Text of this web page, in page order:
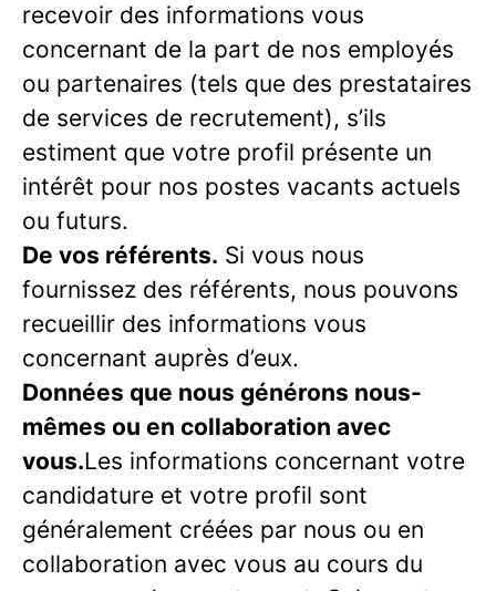
recevoir des informations vous
concernant de la part de nos employés
ou partenaires (tels que des prestataires
de services de recrutement), s’ils
estiment que votre profil présente un
intérêt pour nos postes vacants actuels
ou futurs.
De vos référents. Si vous nous
fournissez des référents, nous pouvons
recueillir des informations vous
concernant auprès d’eux.
Données que nous générons nous-
mêmes ou en collaboration avec
vous.Les informations concernant votre
candidature et votre profil sont
généralement créées par nous ou en
collaboration avec vous au cours du